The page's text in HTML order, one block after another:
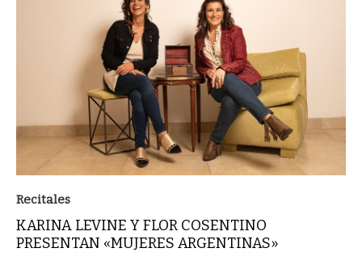
Recitales
KARINA LEVINE Y FLOR COSENTINO
PRESENTAN «MUJERES ARGENTINAS»